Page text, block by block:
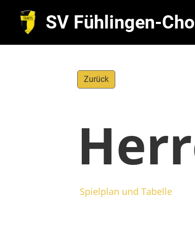
SV Fühlingen-
Zurück
Spielplan und Tabelle